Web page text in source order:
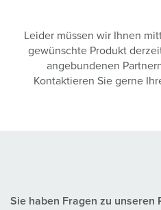
Leider müssen wir Ihnen
gewünschte Produkt
angebundenen
Kontaktieren Sie gerne
Sie haben Fragen zu unseren